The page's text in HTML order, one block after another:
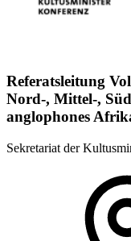
Referatsleitung
Nord-, Mittel-,
anglophones
Sekretariat der